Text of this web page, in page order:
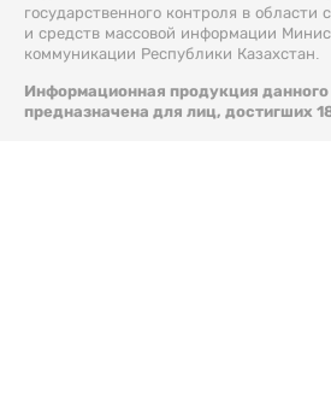
государственного контроля в области
и средств массовой информации
коммуникации Республики Казахстан.
Информационная продукция данного
предназначена для лиц, достигших